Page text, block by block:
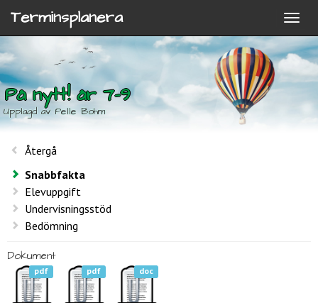
Terminsplanera
På nytt! år 7-9
Upplagd av Pelle Bohm
Återgå
Snabbfakta
Elevuppgift
Undervisningsstöd
Bedömning
Dokument
pdf pdf doc